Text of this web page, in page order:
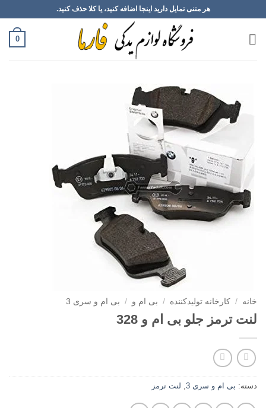
to
content
هر متنی تمایل دارید اینجا اضافه کنید، یا کلا حذف کنید.
0
خانه / کارخانه تولیدکننده / بی ام و / بی ام و سری 3
لنت ترمز جلو بی ام و 328
دسته: بی ام و سری 3 , لنت ترمز